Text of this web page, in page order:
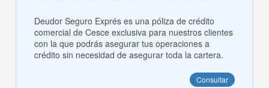
Deudor Seguro Exprés es una póliza de crédito
comercial de Cesce exclusiva para nuestros clientes
con la que podrás asegurar tus operaciones a
crédito sin necesidad de asegurar toda la cartera.
Consultar